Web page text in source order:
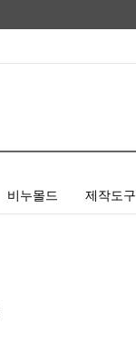
비누몰드 제작도구